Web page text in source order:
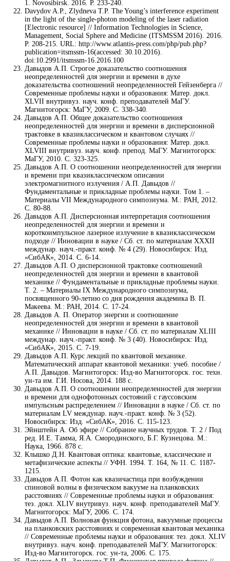
1. Novosibirsk. 2016. P. 233-240.
Davydov A.P., Zlydneva T.P. The Young’s interference experiment
in the light of the single-photon modeling of the laser radiation
[Electronic resource] // Information Technologies in Science,
Management, Social Sphere and Medicine (ITSMSSM 2016). 2016.
P. 208-215. URL: http://www.atlantis-press.com/php/pub.php?
publication=itsmssm-16(accessed: 30.10.2016).
doi:10.2991/itsmssm-16.2016.100
Давыдов А.П. Строгое доказательство соотношения
неопределенностей для энергии и времени в духе
доказательства соотношений неопределенностей Гейзенберга //
Современные проблемы науки и образования: Матер. докл.
XLVII внутривуз. науч. конф. преподавателей МаГУ.
Магнитогорск: МаГУ, 2009. С. 338-340.
Давыдов А.П. Общее доказательство соотношения
неопределенностей для энергии и времени в дисперсионной
трактовке в квазиклассическом и квантовом случаях //
Современные проблемы науки и образования: Матер. докл.
XLVIII внутривуз. науч. конф. препод. МаГУ. Магнитогорск:
МаГУ, 2010. С. 323-325.
Давыдов А.П. О соотношении неопределенностей для энергии
и времени при квазиклассическом описании
электромагнитного излучения / А.П. Давыдов //
Фундаментальные и прикладные проблемы науки. Том 1. –
Материалы VII Международного симпозиума. М.: РАН, 2012.
С. 80-88.
Давыдов А.П. Дисперсионная интерпретация соотношения
неопределенностей для энергии и времени и
короткоимпульсное лазерное излучение в квазиклассическом
подходе // Инновации в науке / Сб. ст. по материалам XXXII
междунар. науч.-практ. конф. № 4 (29). Новосибирск: Изд.
«СибАК», 2014. С. 6-14.
Давыдов А.П. О дисперсионной трактовке соотношений
неопределенностей для энергии и времени в квантовой
механике // Фундаментальные и прикладные проблемы науки.
Т. 2. – Материалы IX Международного симпозиума,
посвященного 90-летию со дня рождения академика В. П.
Макеева. М.: РАН, 2014. С. 17-24.
Давыдов А. П. Оператор энергии и соотношение
неопределенностей для энергии и времени в квантовой
механике // Инновации в науке / Cб. ст. по материалам XLIII
междунар. науч.-практ. конф. № 3 (40). Новосибирск: Изд.
«СибАК», 2015. С. 7-19.
Давыдов А.П. Курс лекций по квантовой механике.
Математический аппарат квантовой механики: учеб. пособие /
А.П. Давыдов. Магнитогорск: Изд-во Магнитогорск. гос. техн.
ун-та им. Г.И. Носова, 2014. 188 с.
Давыдов А.П. О соотношении неопределенностей для энергии
и времени для однофотонных состояний с гауссовским
импульсным распределением // Инновации в науке / Cб. ст. по
материалам LV междунар. науч.-практ. конф. № 3 (52).
Новосибирск: Изд. «СибАК», 2016. С. 115-123.
Эйнштейн А. Об эфире // Собрание научных трудов. Т. 2 / Под
ред. И.Е. Тамма, Я.А. Смородинского, Б.Г. Кузнецова. М.:
Наука, 1966. 878 с.
Клышко Д.Н. Квантовая оптика: квантовые, классические и
метафизические аспекты // УФН. 1994. Т. 164, № 11. С. 1187-
1215.
Давыдов А.П. Фотон как квазичастица при возбуждении
спиновой волны в физическом вакууме на планковских
расстояниях // Современные проблемы науки и образования:
тез. докл. XLIV внутривуз. науч. конф. преподавателей МаГУ.
Магнитогорск: МаГУ, 2006. С. 174.
Давыдов А.П. Волновая функция фотона, вакуумные процессы
на планковских расстояниях и современная квантовая механика
// Современные проблемы науки и образования: тез. докл. XLIV
внутривуз. науч. конф. преподавателей МаГУ. Магнитогорск:
Изд-во Магнитогорск. гос. ун-та, 2006. С. 175.